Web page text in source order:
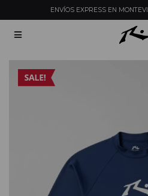
ENVÍOS EXPRESS EN
